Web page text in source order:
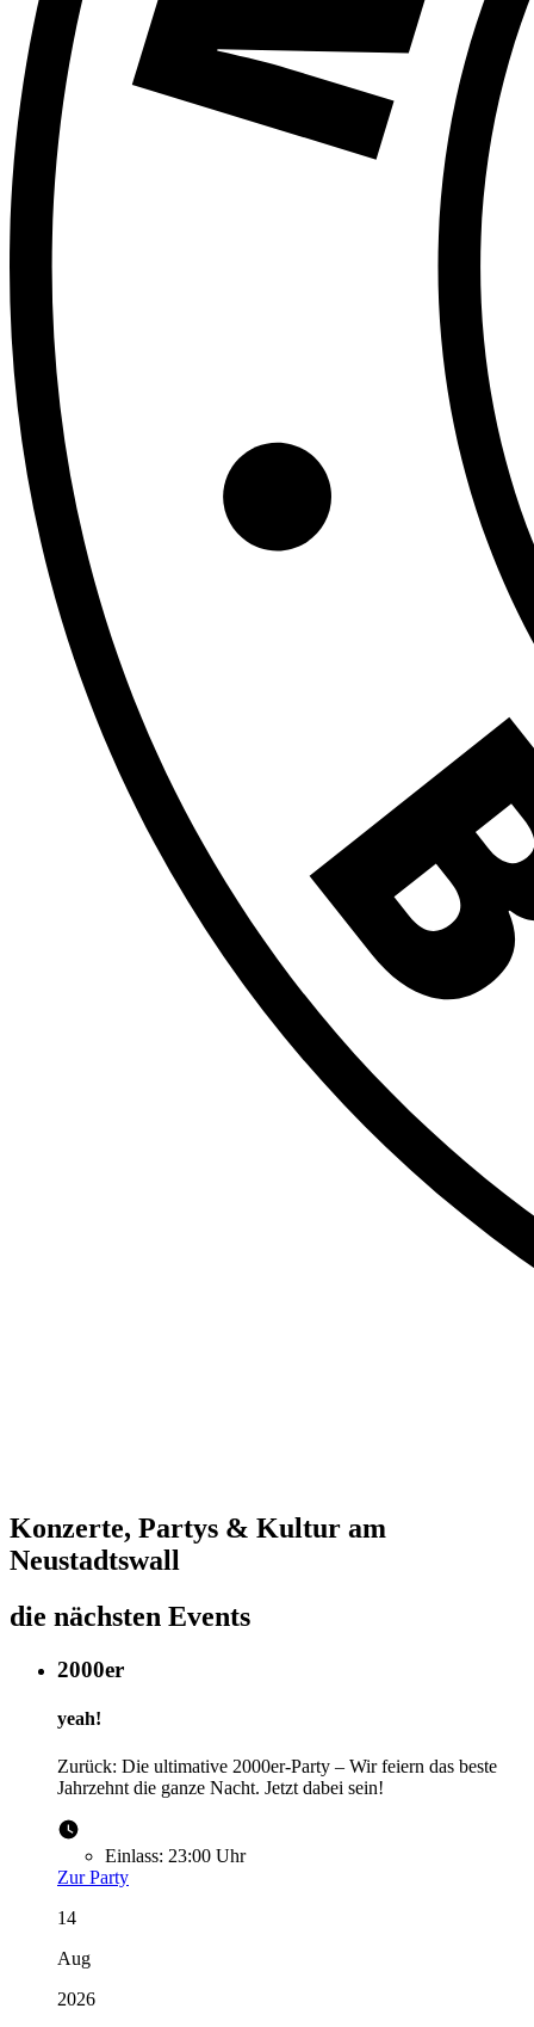
Konzerte, Partys & Kultur am
Neustadtswall
die nächsten Events
2000er
yeah!
Zurück: Die ultimative 2000er-Party – Wir feiern das beste
Jahrzehnt die ganze Nacht. Jetzt dabei sein!
Einlass: 23:00 Uhr
Zur Party
14
Aug
2026